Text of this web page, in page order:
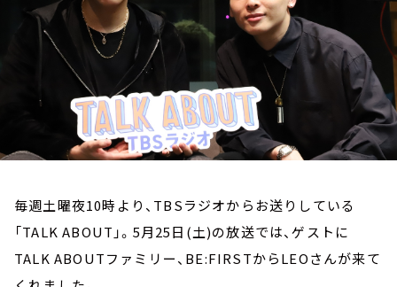
毎週土曜夜10時より、TBSラジオからお送りしている
「TALK ABOUT」。5月25日(土)の放送では、ゲストに
TALK ABOUTファミリー、BE:FIRSTからLEOさんが来て